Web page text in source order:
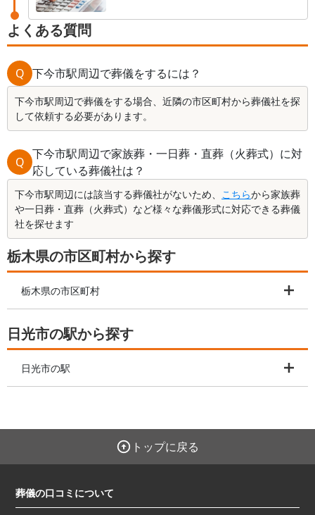
よくある質問
Q 下今市駅周辺で葬儀をするには？
下今市駅周辺で葬儀をする場合、近隣の市区町村から葬儀社を探
して依頼する必要があります。
Q
下今市駅周辺で家族葬・一日葬・直葬（火葬式）に対
応している葬儀社は？
下今市駅周辺には該当する葬儀社がないため、 こちらから家族葬
や一日葬・直葬（火葬式）など様々な葬儀形式に対応できる葬儀
社を探せます
栃木県の市区町村から探す
栃木県の市区町村
日光市の駅から探す
日光市の駅
トップに戻る
葬儀の口コミについて